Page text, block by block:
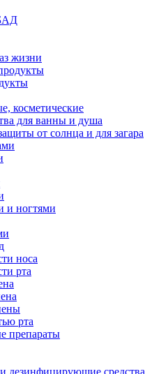
жизни
косметические
для ванны и душа
от солнца и для загара
и ногтями
носа
рта
рта
препараты
дезинфицирующие средства